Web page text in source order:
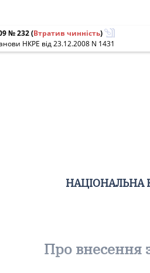
№ 232(Втратив чинність)
НКРЕ від 23.12.2008 N 1431
НАЦІОНАЛЬНА
Про внесення